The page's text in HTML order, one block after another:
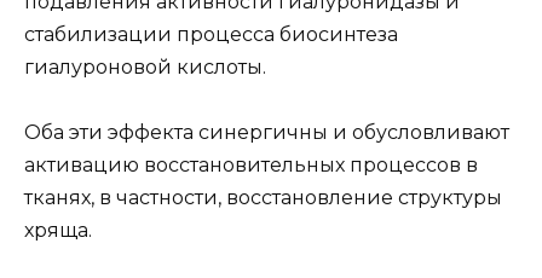
стабилизации процесса биосинтеза
гиалуроновой кислоты.
Оба эти эффекта синергичны и обусловливают
активацию восстановительных процессов в
тканях, в частности, восстановление структуры
хряща.